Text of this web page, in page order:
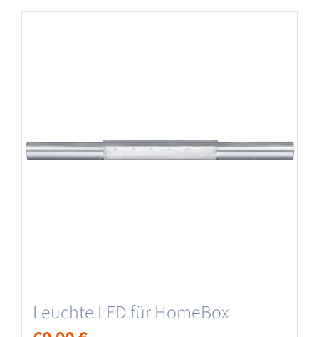
Leuchte LED für HomeBox